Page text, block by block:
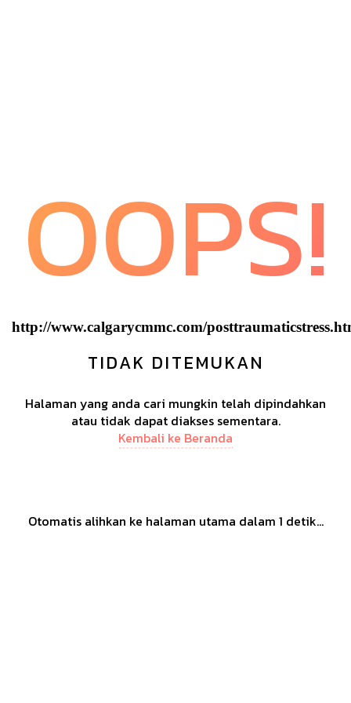
OOPS!
http://www.calgarycmmc.com/
TIDAK DITEMUKAN
Halaman yang anda cari mungkin telah dipindahkan
atau tidak dapat diakses sementara.
Kembali ke Beranda
Otomatis alihkan ke halaman utama dalam 1 detik...